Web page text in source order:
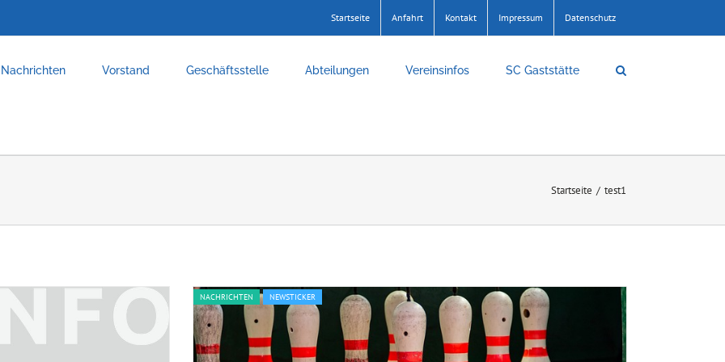
Startseite Anfahrt Kontakt Impressum Datenschutz
Nachrichten Vorstand Geschäftsstelle Abteilungen Vereinsinfos SC Gaststätte
Startseite / test1
NACHRICHTEN NEWSTICKER